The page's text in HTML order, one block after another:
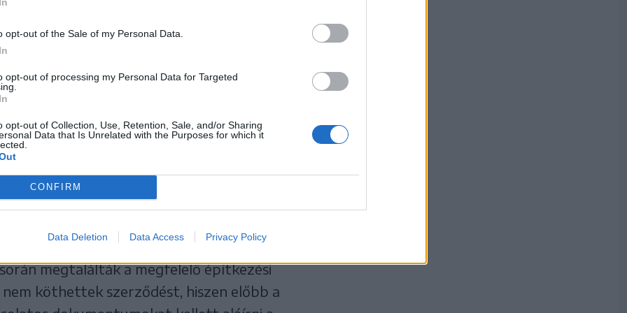
opt-out of the Sale of my Personal Data.
opt-out of processing my Personal Data for Targeted
opt-out of Collection, Use, Retention, Sale, and/or Sharing
Data that Is Unrelated with the Purposes for which it
CONFIRM
Data Deletion Data Access Privacy Policy
is kell létesíteni.
adott le a polgármesteri hivatal az
3,8 millió lejes támogatást ítéltek meg
merültek fel, hiszen a tervezetthez
a víztartály elhelyezésére. Ezt végül úgy
sajátítottak ki területet.
kivitelezési tervei, valamint lezajlott a
megtalálták a megfelelő építkezési
köthettek szerződést, hiszen előbb a